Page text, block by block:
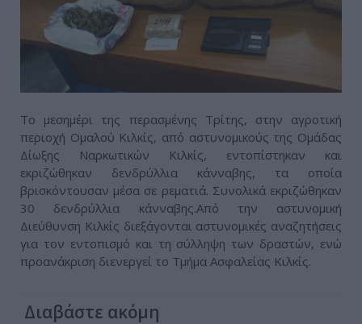
To μεσημέρι της περασμένης Τρίτης, στην αγροτική
περιοχή Ομαλού Κιλκίς, από αστυνομικούς της Ομάδας
Δίωξης Ναρκωτικών Κιλκίς, εντοπίστηκαν και
εκριζώθηκαν δενδρύλλια κάνναβης, τα οποία
βρισκόντουσαν μέσα σε ρεματιά. Συνολικά εκριζώθηκαν
30 δενδρύλλια κάνναβης.Από την αστυνομική
Διεύθυνση Κιλκίς διεξάγονται αστυνομικές αναζητήσεις
για τον εντοπισμό και τη σύλληψη των δραστών, ενώ
προανάκριση διενεργεί το Τμήμα Ασφαλείας Κιλκίς.
Διαβάστε ακόμη